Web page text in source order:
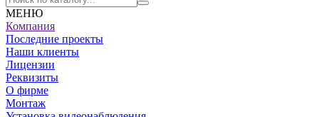
МЕНЮ
Компания
Последние проекты
Наши клиенты
Лицензии
Реквизиты
О фирме
Монтаж